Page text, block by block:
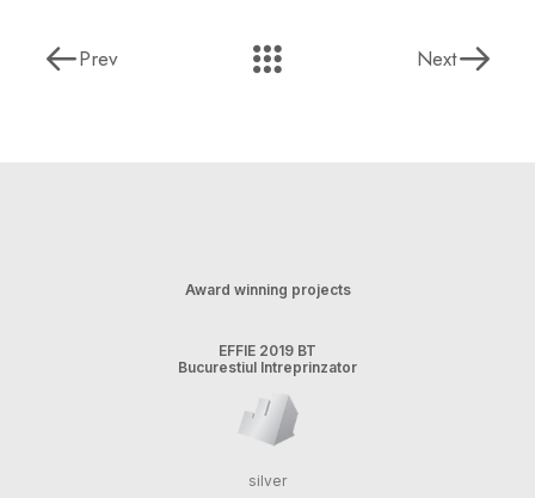
Prev Next
Award winning projects
EFFIE 2019 BT
Bucurestiul Intreprinzator
silver